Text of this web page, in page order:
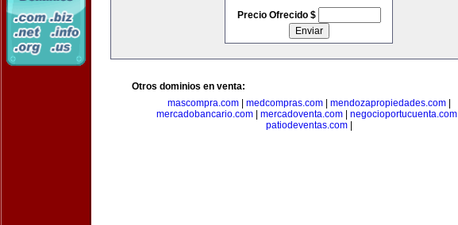
Precio Ofrecido $
Otros dominios en venta:
mascompra.com| medcompras.com| mendozapropiedades.com|
mercadobancario.com| mercadoventa.com| negocioportucuenta.com|
patiodeventas.com|